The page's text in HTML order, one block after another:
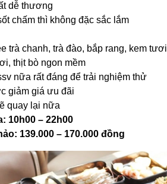
dễ thương
chấm thì không đặc sắc lắm
trà chanh, trà đào, bắp rang, kem tươi
thịt bò ngon mềm
nữa rất đáng để trải nghiệm thử
giảm giá ưu đãi
quay lại nữa
10h00 – 22h00
139.000 – 170.000 đồng